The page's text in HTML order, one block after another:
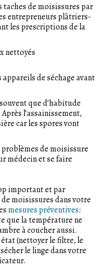
de moisissures par
entrepreneurs plâtriers-
les prescriptions de la
nettoyés
de séchage avant
que d’habitude
l’assainissement,
car les spores vont
problèmes de moisissure
médecin et se faire
important et par
moisissures dans votre
mesures préventives:
que la température ne
à coucher aussi.
(nettoyer le filtre, le
le linge dans votre